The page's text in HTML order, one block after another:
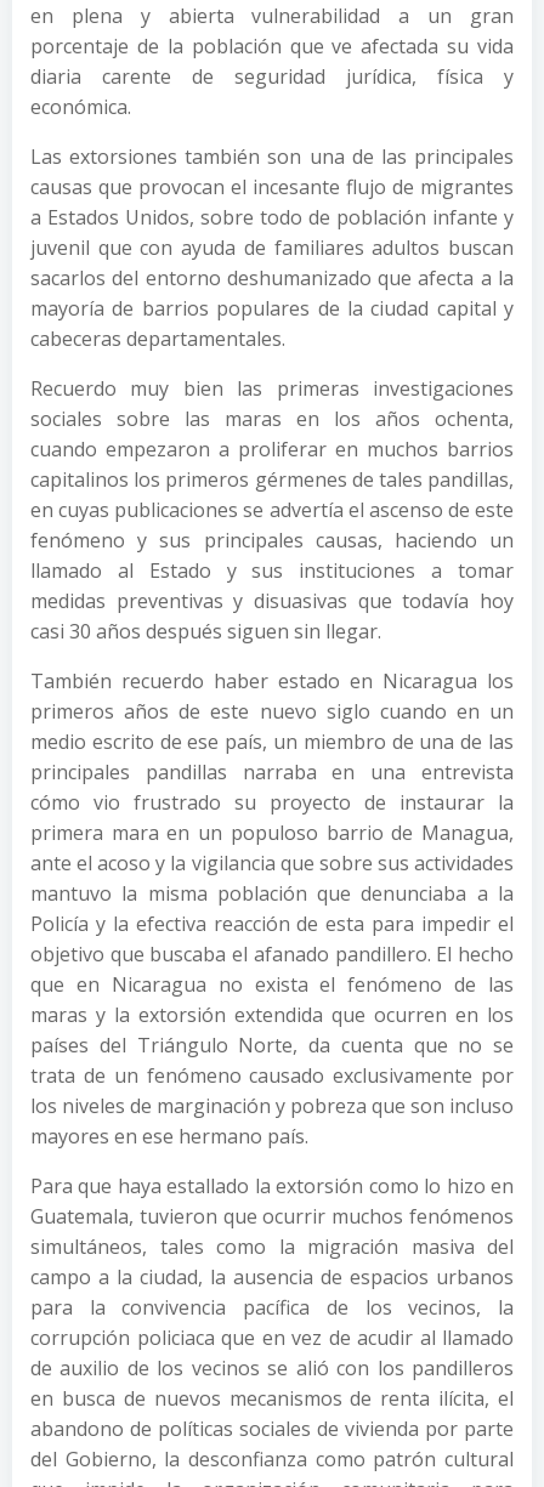
en plena y abierta vulnerabilidad a un gran
porcentaje de la población que ve afectada su vida
diaria carente de seguridad jurídica, física y
económica.
Las extorsiones también son una de las principales
causas que provocan el incesante flujo de migrantes
a Estados Unidos, sobre todo de población infante y
juvenil que con ayuda de familiares adultos buscan
sacarlos del entorno deshumanizado que afecta a la
mayoría de barrios populares de la ciudad capital y
cabeceras departamentales.
Recuerdo muy bien las primeras investigaciones
sociales sobre las maras en los años ochenta,
cuando empezaron a proliferar en muchos barrios
capitalinos los primeros gérmenes de tales pandillas,
en cuyas publicaciones se advertía el ascenso de este
fenómeno y sus principales causas, haciendo un
llamado al Estado y sus instituciones a tomar
medidas preventivas y disuasivas que todavía hoy
casi 30 años después siguen sin llegar.
También recuerdo haber estado en Nicaragua los
primeros años de este nuevo siglo cuando en un
medio escrito de ese país, un miembro de una de las
principales pandillas narraba en una entrevista
cómo vio frustrado su proyecto de instaurar la
primera mara en un populoso barrio de Managua,
ante el acoso y la vigilancia que sobre sus actividades
mantuvo la misma población que denunciaba a la
Policía y la efectiva reacción de esta para impedir el
objetivo que buscaba el afanado pandillero. El hecho
que en Nicaragua no exista el fenómeno de las
maras y la extorsión extendida que ocurren en los
países del Triángulo Norte, da cuenta que no se
trata de un fenómeno causado exclusivamente por
los niveles de marginación y pobreza que son incluso
mayores en ese hermano país.
Para que haya estallado la extorsión como lo hizo en
Guatemala, tuvieron que ocurrir muchos fenómenos
simultáneos, tales como la migración masiva del
campo a la ciudad, la ausencia de espacios urbanos
para la convivencia pacífica de los vecinos, la
corrupción policiaca que en vez de acudir al llamado
de auxilio de los vecinos se alió con los pandilleros
en busca de nuevos mecanismos de renta ilícita, el
abandono de políticas sociales de vivienda por parte
del Gobierno, la desconfianza como patrón cultural